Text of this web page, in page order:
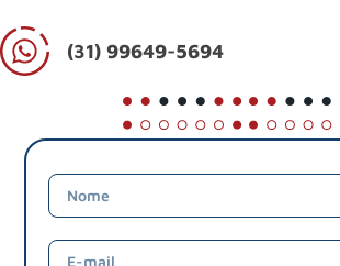
(31) 99649-5694